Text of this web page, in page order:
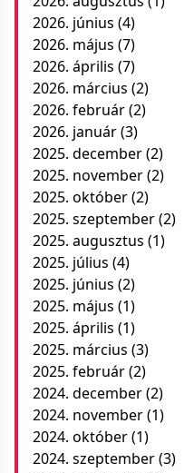
2026. június (4)
2026. május (7)
2026. április (7)
2026. március (2)
2026. február(2)
2026. január(3)
2025. december(2)
2025. november(2)
2025. október(2)
2025. szeptember(2)
2025. augusztus (1)
2025. július (4)
2025. június (2)
2025. május (1)
2025. április (1)
2025. március (3)
2025. február(2)
2024. december(2)
2024. november(1)
2024. október(1)
2024. szeptember(3)